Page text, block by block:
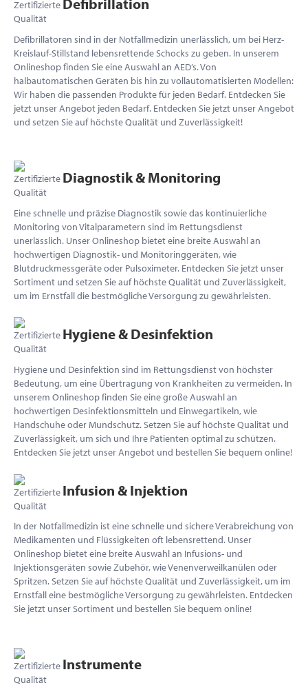
Defibrillatoren sind in der Notfallmedizin unerlässlich, um bei Herz-
Kreislauf-Stillstand lebensrettende Schocks zu geben. In unserem
Onlineshop finden Sie eine Auswahl an AED’s. Von
halbautomatischen Geräten bis hin zu vollautomatisierten Modellen:
Wir haben die passenden Produkte für jeden Bedarf. Entdecken Sie
jetzt unser Angebot jeden Bedarf. Entdecken Sie jetzt unser Angebot
und setzen Sie auf höchste Qualität und Zuverlässigkeit!
Diagnostik & Monitoring
Eine schnelle und präzise Diagnostik sowie das kontinuierliche
Monitoring von Vitalparametern sind im Rettungsdienst
unerlässlich. Unser Onlineshop bietet eine breite Auswahl an
hochwertigen Diagnostik- und Monitoringgeräten, wie
Blutdruckmessgeräte oder Pulsoximeter. Entdecken Sie jetzt unser
Sortiment und setzen Sie auf höchste Qualität und Zuverlässigkeit,
um im Ernstfall die bestmögliche Versorgung zu gewährleisten.
Hygiene & Desinfektion
Hygiene und Desinfektion sind im Rettungsdienst von höchster
Bedeutung, um eine Übertragung von Krankheiten zu vermeiden. In
unserem Onlineshop finden Sie eine große Auswahl an
hochwertigen Desinfektionsmitteln und Einwegartikeln, wie
Handschuhe oder Mundschutz. Setzen Sie auf höchste Qualität und
Zuverlässigkeit, um sich und Ihre Patienten optimal zu schützen.
Entdecken Sie jetzt unser Angebot und bestellen Sie bequem online!
Infusion & Injektion
In der Notfallmedizin ist eine schnelle und sichere Verabreichung von
Medikamenten und Flüssigkeiten oft lebensrettend. Unser
Onlineshop bietet eine breite Auswahl an Infusions- und
Injektionsgeräten sowie Zubehör, wie Venenverweilkanülen oder
Spritzen. Setzen Sie auf höchste Qualität und Zuverlässigkeit, um im
Ernstfall eine bestmögliche Versorgung zu gewährleisten. Entdecken
Sie jetzt unser Sortiment und bestellen Sie bequem online!
Instrumente